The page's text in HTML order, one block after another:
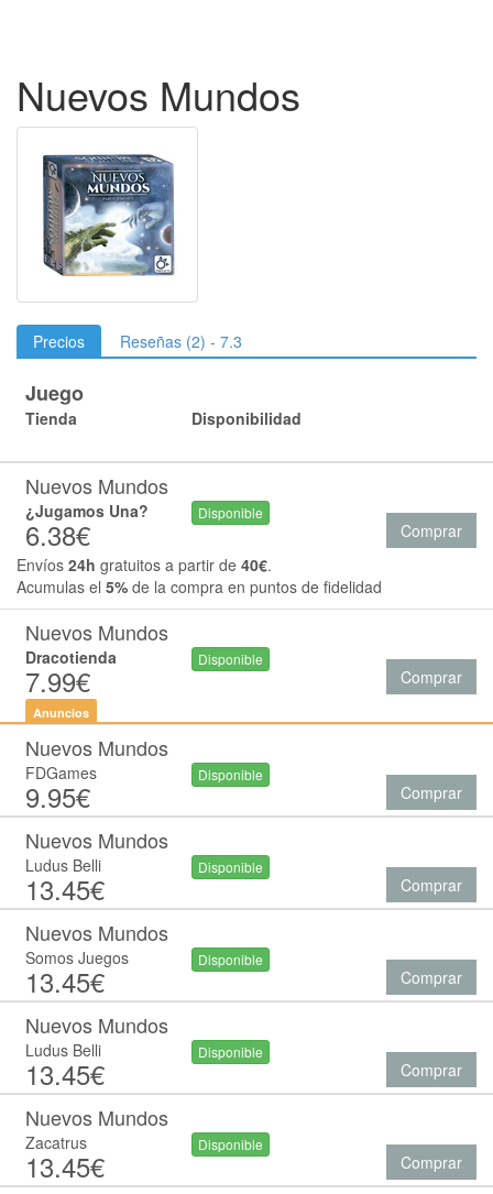
Nuevos Mundos
Precios Reseñas (2) - 7.3
Juego
Tienda Disponibilidad
Nuevos Mundos
¿Jugamos Una?
6.38€
Disponible
Comprar
Envíos 24h gratuitos a partir de 40€.
Acumulas el 5% de la compra en puntos de fidelidad
Nuevos Mundos
Dracotienda
7.99€
Disponible
Comprar
Anuncios
Nuevos Mundos
FDGames
9.95€
Disponible
Comprar
Nuevos Mundos
Ludus Belli
13.45€
Disponible
Comprar
Nuevos Mundos
Somos Juegos
13.45€
Disponible
Comprar
Nuevos Mundos
Ludus Belli
13.45€
Disponible
Comprar
Nuevos Mundos
Zacatrus
13.45€
Disponible
Comprar